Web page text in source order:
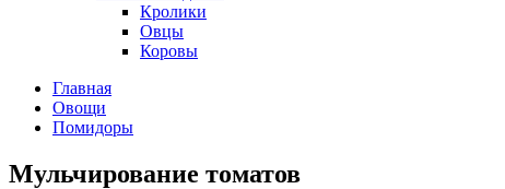
Кролики
Овцы
Коровы
Главная
Овощи
Помидоры
Мульчирование томатов